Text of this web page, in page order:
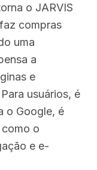
o JARVIS
compras
uma
a
e
usuários, é
o Google, é
como o
e e-